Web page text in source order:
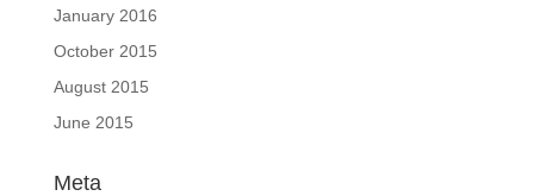
January 2016
October 2015
August 2015
June 2015
Meta